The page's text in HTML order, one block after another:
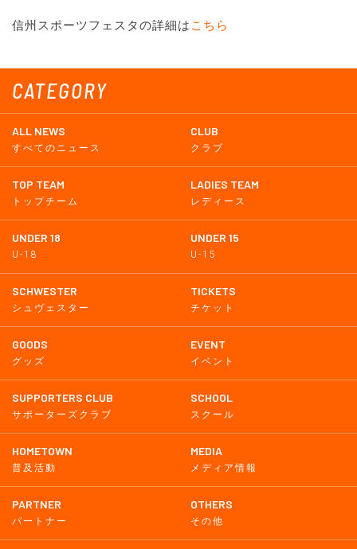
CATEGORY
ALL NEWS
すべてのニュース
CLUB
クラブ
TOP TEAM
トップチーム
LADIES TEAM
レディース
UNDER 18
U-18
UNDER 15
U-15
SCHWESTER
シュヴェスター
TICKETS
チケット
GOODS
グッズ
EVENT
イベント
SUPPORTERS CLUB
サポーターズクラブ
SCHOOL
スクール
HOMETOWN
普及活動
MEDIA
メディア情報
PARTNER
パートナー
OTHERS
その他
信州スポーツフェスタの詳細は こちら